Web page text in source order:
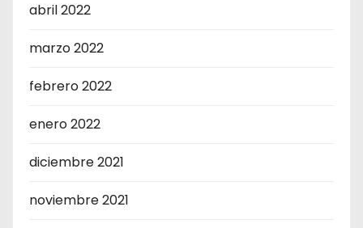
abril 2022
marzo 2022
febrero 2022
enero 2022
diciembre 2021
noviembre 2021